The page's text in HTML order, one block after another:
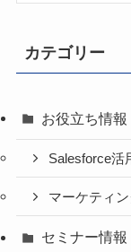
カテゴリー
お役立ち情報
Salesforce活
マーケティ
セミナー情報